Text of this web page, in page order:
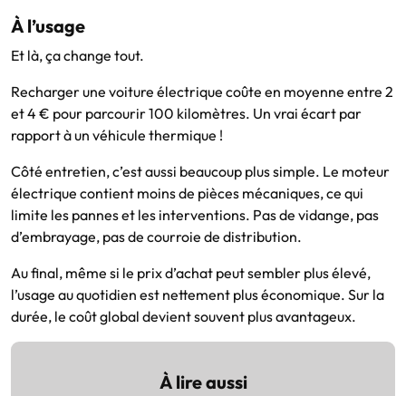
À l’usage
Et là, ça change tout.
Recharger une voiture électrique coûte en moyenne entre 2
et 4 € pour parcourir 100 kilomètres. Un vrai écart par
rapport à un véhicule thermique !
Côté entretien, c’est aussi beaucoup plus simple. Le moteur
électrique contient moins de pièces mécaniques, ce qui
limite les pannes et les interventions. Pas de vidange, pas
d’embrayage, pas de courroie de distribution.
Au final, même si le prix d’achat peut sembler plus élevé,
l’usage au quotidien est nettement plus économique. Sur la
durée, le coût global devient souvent plus avantageux.
À lire aussi